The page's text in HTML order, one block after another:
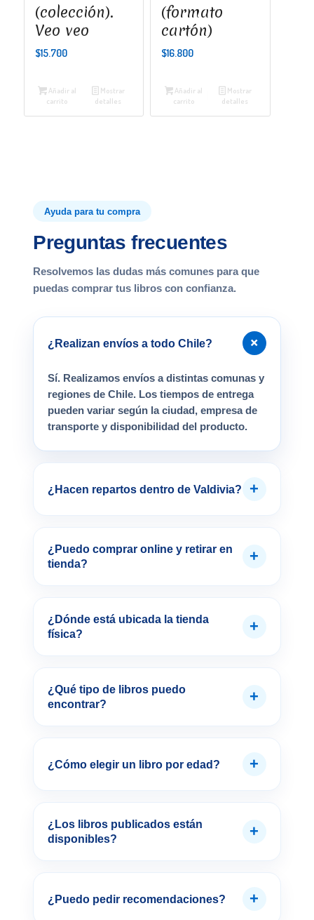
(colección).
Veo veo
$15.700
Añadir al
carrito
Mostrar
detalles
(formato
cartón)
$16.800
Añadir al
carrito
Mostrar
detalles
Ayuda para tu compra
Preguntas frecuentes
Resolvemos las dudas más comunes para que
puedas comprar tus libros con confianza.
¿Realizan envíos a todo Chile? +
Sí. Realizamos envíos a distintas comunas y
regiones de Chile. Los tiempos de entrega
pueden variar según la ciudad, empresa de
transporte y disponibilidad del producto.
¿Hacen repartos dentro de Valdivia? +
¿Puedo comprar online y retirar en
tienda?
+
¿Dónde está ubicada la tienda
física?
+
¿Qué tipo de libros puedo
encontrar?
+
¿Cómo elegir un libro por edad? +
¿Los libros publicados están
disponibles?
+
¿Puedo pedir recomendaciones? +